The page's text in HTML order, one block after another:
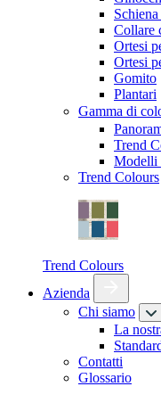
Collare
Ortesi
Ortesi
Gomito
Plantari
Gamma di
Trend
Modelli
Trend Colours
Trend Colours
Azienda
Chi siamo
La
Contatti
Glossario